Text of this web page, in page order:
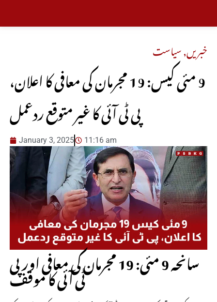
خبریں,سیاست
9 مئی کیس: 19 مجرمان کی معافی کا اعلان،
پی ٹی آئی کا غیر متوقع ردعمل
January 3, 2025 11:16 am
سانحہ 9 مئی: 19 مجرمان کی معافی اور پی
ٹی آئی کا موقف